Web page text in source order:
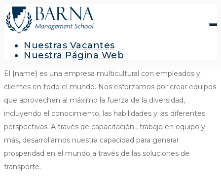
Nuestras Vacantes
Nuestra Página Web
El {name} es una empresa multicultural con empleados y
clientes en todo el mundo. Nos esforzamos por crear equipos
que aprovechen al máximo la fuerza de la diversidad,
incluyendo el conocimiento, las habilidades y las diferentes
perspectivas. A través de capacitación , trabajo en equipo y
más, desarrollamos nuestra capacidad para generar
prosperidad en el mundo a través de las soluciones de
transporte.